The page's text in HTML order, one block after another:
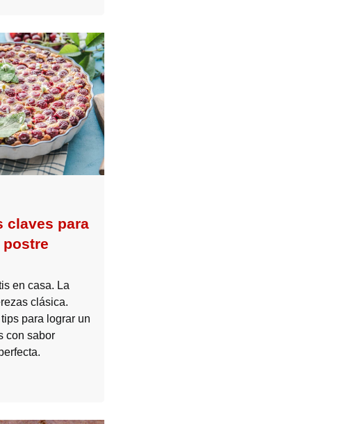
claves para
postre
en casa. La
clásica.
para lograr un
con sabor